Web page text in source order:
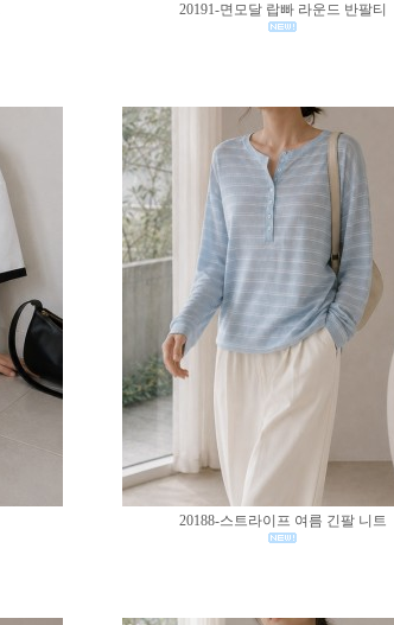
20191-면모달 랍빠 라운드 반팔티
20188-스트라이프 여름 긴팔 니트